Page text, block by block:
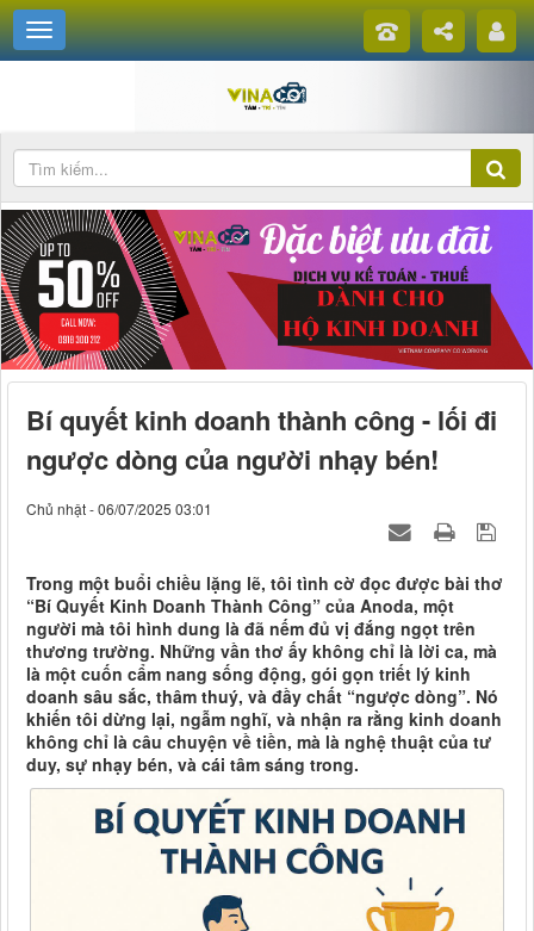
Bí quyết kinh doanh thành công - lối đi
ngược dòng của người nhạy bén!
Chủ nhật - 06/07/2025 03:01
Trong một buổi chiều lặng lẽ, tôi tình cờ đọc được bài thơ
“Bí Quyết Kinh Doanh Thành Công” của Anoda, một
người mà tôi hình dung là đã nếm đủ vị đắng ngọt trên
thương trường. Những vần thơ ấy không chỉ là lời ca, mà
là một cuốn cẩm nang sống động, gói gọn triết lý kinh
doanh sâu sắc, thâm thuý, và đầy chất “ngược dòng”. Nó
khiến tôi dừng lại, ngẫm nghĩ, và nhận ra rằng kinh doanh
không chỉ là câu chuyện về tiền, mà là nghệ thuật của tư
duy, sự nhạy bén, và cái tâm sáng trong.